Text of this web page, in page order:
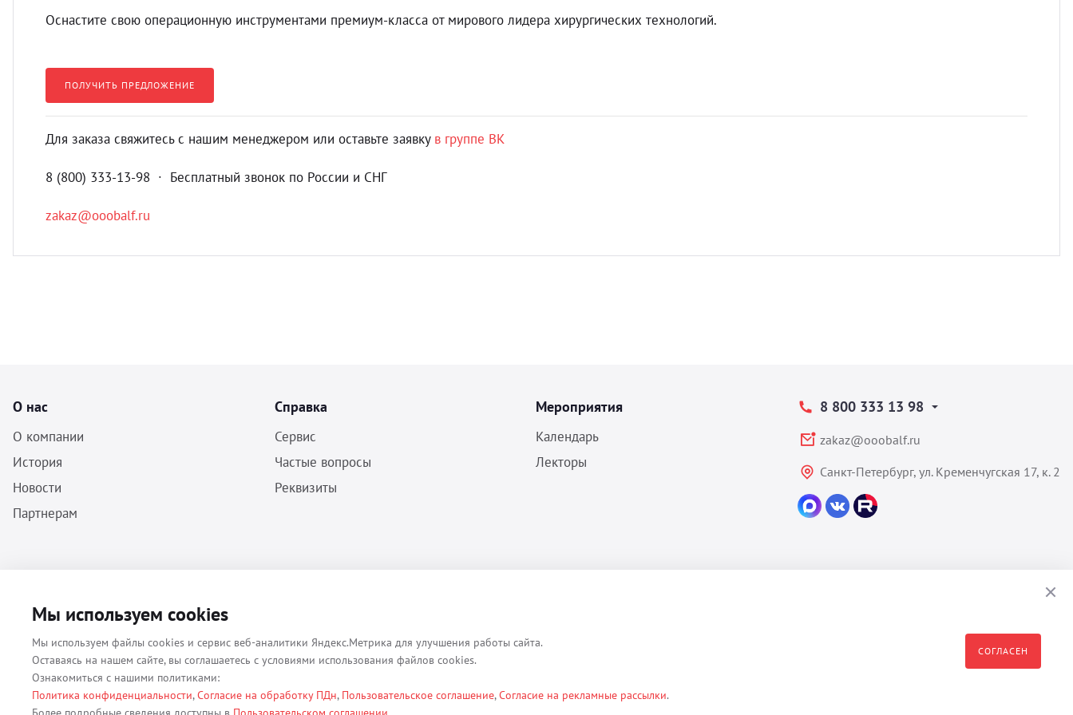
Оснастите свою операционную инструментами премиум-класса от мирового лидера хирургических технологий.
ПОЛУЧИТЬ ПРЕДЛОЖЕНИЕ
Для заказа свяжитесь с нашим менеджером или оставьте заявку в группе ВК
8 (800) 333-13-98 ∙ Бесплатный звонок по России и СНГ
zakaz@ooobalf.ru
О нас
О компании
История
Новости
Партнерам
Справка
Сервис
Частые вопросы
Реквизиты
Мероприятия
Календарь
Лекторы
8 800 333 13 98
zakaz@ooobalf.ru
Санкт-Петербург, ул. Кременчугская 17, к. 2
для ветеринарии © 2026 Все права защищены.
Все материалы, содержащиеся на данном веб-сайте, в том числе - тексты, изображения, каталоги, таблицы, наименования, любая иная информация являются собственностью владельца сайта - ООО "Бальф"
Мы используем cookies
Мы используем файлы cookies и сервис веб-аналитики Яндекс.Метрика для улучшения работы сайта.
Оставаясь на нашем сайте, вы соглашаетесь с условиями использования файлов cookies.
Ознакомиться с нашими политиками:
Политика конфиденциальности,Согласие на обработку ПДн, Пользовательское соглашение,Согласие на рекламные рассылки.
СОГЛАСЕН